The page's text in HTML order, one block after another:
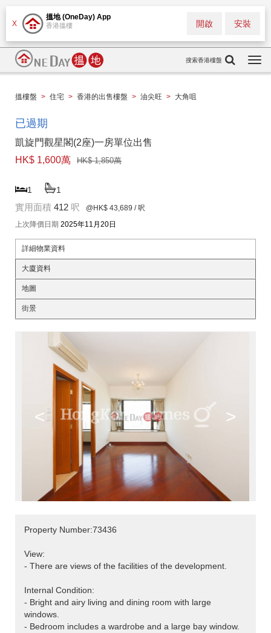
X
搵地 (OneDay) App
香港搵樓 安裝
開啟
搜索香港樓盤
搵樓盤 > 住宅 > 香港的出售樓盤 > 油尖旺 > 大角咀
已過期
凱旋門觀星閣(2座)一房單位出售
HK$ 1,600萬
HK$ 1,850萬
1 1
實用面積 412 呎 @HK$ 43,689 / 呎
上次降價日期 2025年11月20日
詳細物業資料
大廈資料
地圖
街景
< >
Property Number:73436
View:
- There are views of the facilities of the development.
Internal Condition:
- Bright and airy living and dining room with large
windows.
- Bedroom includes a wardrobe and a large bay window.